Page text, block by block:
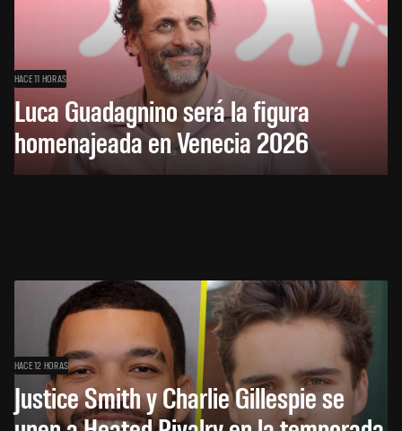
HACE 11 HORAS
Luca Guadagnino será la figura
homenajeada en Venecia 2026
HACE 12 HORAS
Justice Smith y Charlie Gillespie se